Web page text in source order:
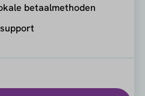
betaalmethoden